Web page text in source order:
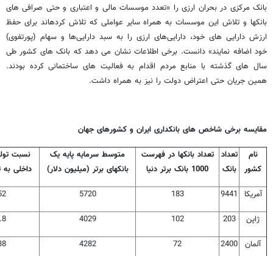
بانک مرکزی در بحران ارزی را «تعدد موسسات مالی و اعتباری و حتی صرافی­ های
بانک­ها و تلاش این موسسات به همراه سایر عواملی که تلاش کرده­اند برای حفظ
ارزش دارایی های خود، دارایی‌های ارزی را به سبد دارایی‌ها و سهام (پورتفوی)‌
خود اضافه نمایند» دانست. برخی اطلاعات نشان می دهد که بانک های کشور طی
سال های گذشته با منابع مردم اقدام به فعالیت های ساختمانی کرده بودند.
همین جریان حتی اعتراض دولت را نیز به همراه داشت.
مقایسه برخی شاخص های بانکداری ایران و کشورهای جهان
نام
کشور
تعداد
بانک
تعداد بانکها در فهرست
1000 بانک برتر دنیا
متوسط سرمایه پایه یک
بانکهای برتر (میلیون دلار)
نسبت
داخلی به
آمریکا 9441
183
5720
ژاپن 203
102
4029
آلمان 2400
72
4282